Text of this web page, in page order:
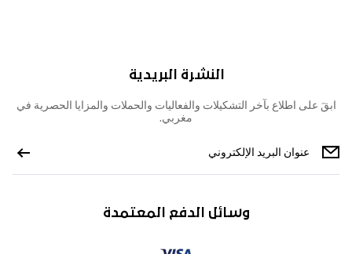
النشرة البريدية
ابقَ على اطلاع بآخر التشكيلات والفعاليات والحملات والمزايا الحصرية في
مغربي.
وسائل الدفع المعتمدة